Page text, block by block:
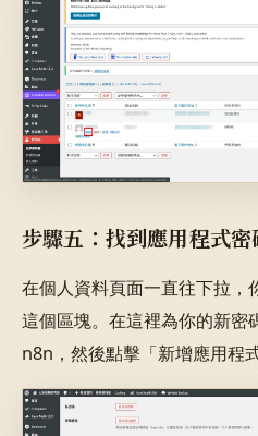
步驟五：找到應用程式密
在個人資料頁面一直往下拉，
這個區塊。在這裡為你的新密
n8n，然後點擊「新增應用程